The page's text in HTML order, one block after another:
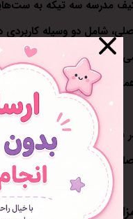
مدرسه سه تیکه به
شامل دو وسیله
دانش‌آموز تمام وسایل
داشته باشد.
بسیاری از مدل‌ها،
طراحی می‌شوند و یک ست
کیف مدرسه سه